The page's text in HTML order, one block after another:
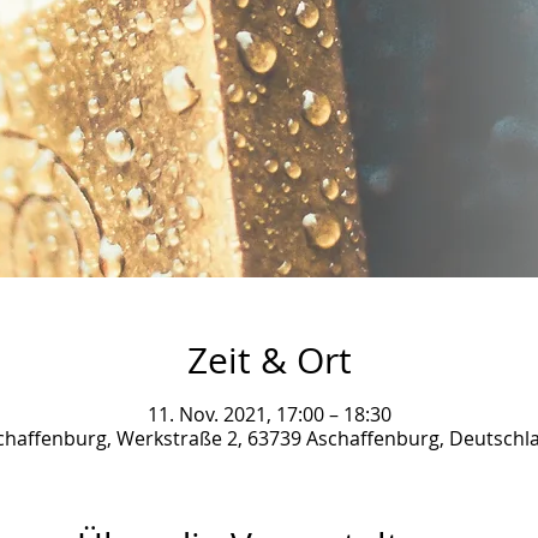
Zeit & Ort
11. Nov. 2021, 17:00 – 18:30
Werkstraße 2, 63739 Aschaffenburg,